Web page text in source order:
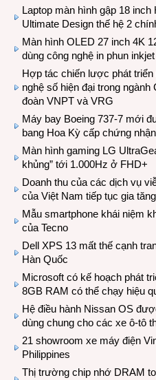
Laptop màn hình gập 18
Ultimate Design thế hệ 2
Màn hình OLED 27 inch 4K
dùng công nghệ in phun
Hợp tác chiến lược phát
nghệ số hiện đại trong
đoàn VNPT và VRG
Máy bay Boeing 737-7 mới
bang Hoa Kỳ cấp chứng
Màn hình gaming LG
khủng” tới 1.000Hz ở FHD+
Doanh thu của các dịch vụ
của Việt Nam tiếp tục gia tăng
Mẫu smartphone khái niệm
của Tecno
Dell XPS 13 mất thế cạnh
Hàn Quốc
Microsoft có kế hoạch phát
8GB RAM có thể chạy hiệu
Hệ điều hành Nissan OS
dùng chung cho các xe ô-tô
21 showroom xe máy điện
Philippines
Thị trường chip nhớ DRAM